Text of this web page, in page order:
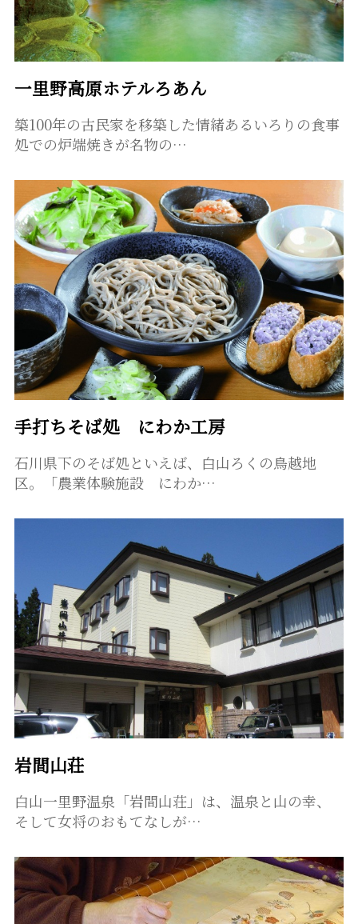
一里野高原ホテルろあん
築100年の古民家を移築した情緒あるいろりの食事
処での炉端焼きが名物の…
手打ちそば処 にわか工房
石川県下のそば処といえば、白山ろくの鳥越地
区。「農業体験施設 にわか…
岩間山荘
白山一里野温泉「岩間山荘」は、温泉と山の幸、
そして女将のおもてなしが…